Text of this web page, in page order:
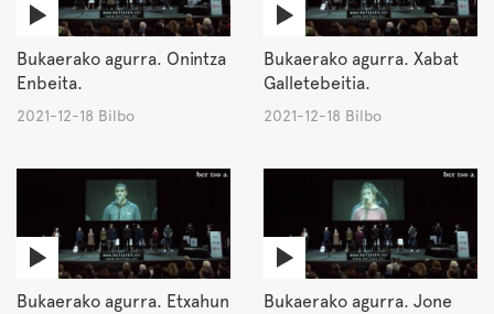
Bukaerako agurra. Onintza
Enbeita.
2021-12-18 Bilbo
Bukaerako agurra. Xabat
Galletebeitia.
2021-12-18 Bilbo
Bukaerako agurra. Etxahun
Bukaerako agurra. Jone